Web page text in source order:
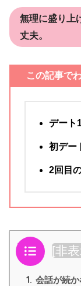
無理に盛り上
丈夫。
この記事で
デート
初デー
2回目
目次 [非
1. 会話が続